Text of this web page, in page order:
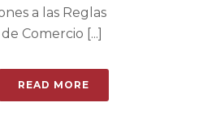
a las Reglas
Comercio [...]
READ MORE